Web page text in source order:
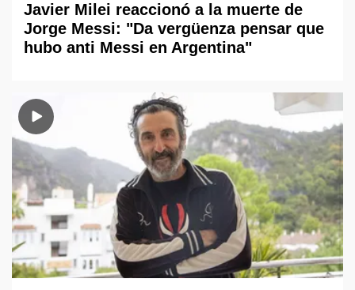
Javier Milei reaccionó a la muerte de
Jorge Messi: "Da vergüenza pensar que
hubo anti Messi en Argentina"